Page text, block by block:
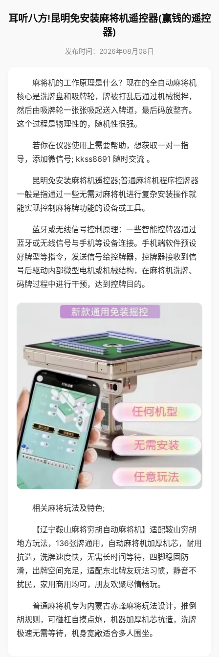
耳听八方!昆明免安装麻将机遥控器(赢钱的遥控
器)
发布时间：2026年08月08日
麻将机的工作原理是什么？现在的全自动麻将机
核心是洗牌盘和吸牌轮，牌被打乱后通过机械搅拌，
然后由吸牌轮一张张吸起送入牌道，最后码放整齐。
这个过程是物理性的，随机性很强。
若你在仪器使用上需要帮助，想获取一对一指
导，添加微信号; kkss8691 随时交流 。
昆明免安装麻将机遥控器;普通麻将机程序控牌器
一般是指通过一些无需对麻将机进行复杂安装操作就
能实现控制麻将牌功能的设备或工具。
蓝牙或无线信号控制原理：一些智能控牌器通过
蓝牙或无线信号与手机等设备连接。手机端软件预设
好牌型等指令，发送信号给控牌器，控牌器接收到信
号后驱动内部微型电机或机械结构，在麻将机洗牌、
码牌过程中进行干预，达到控牌目的。
相关麻将玩法及特色;
【辽宁鞍山麻将穷胡自动麻将机】适配鞍山穷胡
地方玩法，136张牌通用，自动麻将机加厚机芯，耐用
抗造，洗牌速度快，无需长时间等待，四脚稳固防
滑，出牌空间充足，适配东北牌友玩法习惯，静音不
扰民，家用商用均可，朋友欢聚尽情畅玩。
普通麻将机专为内蒙古赤峰麻将玩法设计，推倒
胡规则，可碰杠自摸点炮，机器加厚机芯抗造，洗牌
极速无需等待，机身宽敞适合多人围坐。